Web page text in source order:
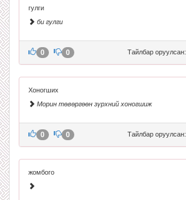
гулги
би гулги
Тайлбар оруулсан:
0 0
Хоногших
Морин төвөргөөн зүрхний хоногшиж
Тайлбар оруулсан:
0 0
жомбого